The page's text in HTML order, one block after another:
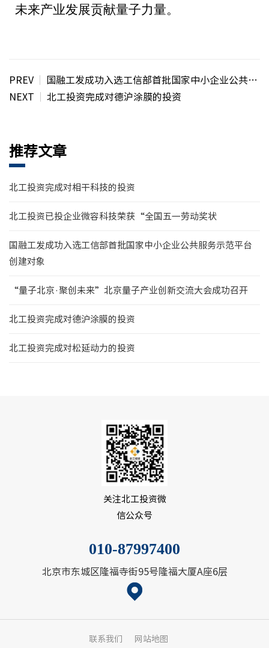
未来产业发展贡献量子力量。
PREV
国融工发成功入选工信部首批国家中小企业公共服务示范平台创建对象
NEXT
北工投资完成对德沪涂膜的投资
推荐文章
北工投资完成对相干科技的投资
北工投资已投企业微容科技荣获“全国五一劳动奖状
国融工发成功入选工信部首批国家中小企业公共服务示范平台
创建对象
“量子北京·聚创未来”北京量子产业创新交流大会成功召开
北工投资完成对德沪涂膜的投资
北工投资完成对松延动力的投资
关注北工投资微
信公众号
010-87997400
北京市东城区隆福寺街95号隆福大厦A座6层
联系我们 网站地图